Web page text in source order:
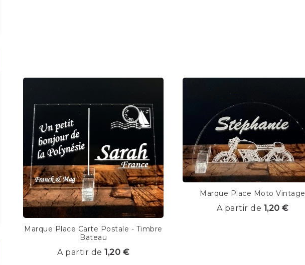
Marque Place Carte Postale - Timbre
Bateau
A partir de1,20 €
Marque Place Moto Vintage
A partir de 1,20 €